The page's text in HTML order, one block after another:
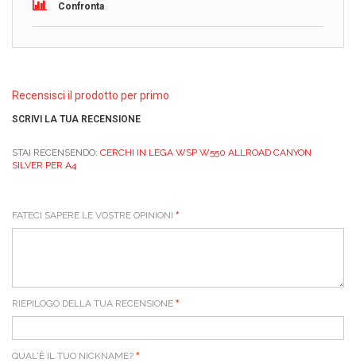
Confronta
Recensisci il prodotto per primo
SCRIVI LA TUA RECENSIONE
STAI RECENSENDO: CERCHI IN LEGA WSP W550 ALLROAD CANYON
SILVER PER A4
FATECI SAPERE LE VOSTRE OPINIONI
RIEPILOGO DELLA TUA RECENSIONE
QUAL'È IL TUO NICKNAME?